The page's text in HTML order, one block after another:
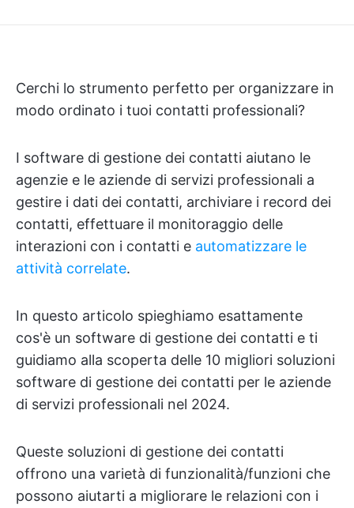
Cerchi lo strumento perfetto per organizzare in
modo ordinato i tuoi contatti professionali?
I software di gestione dei contatti aiutano le
agenzie e le aziende di servizi professionali a
gestire i dati dei contatti, archiviare i record dei
contatti, effettuare il monitoraggio delle
interazioni con i contatti e automatizzare le
attività correlate.
In questo articolo spieghiamo esattamente
cos'è un software di gestione dei contatti e ti
guidiamo alla scoperta delle 10 migliori soluzioni
software di gestione dei contatti per le aziende
di servizi professionali nel 2024.
Queste soluzioni di gestione dei contatti
offrono una varietà di funzionalità/funzioni che
possono aiutarti a migliorare le relazioni con i